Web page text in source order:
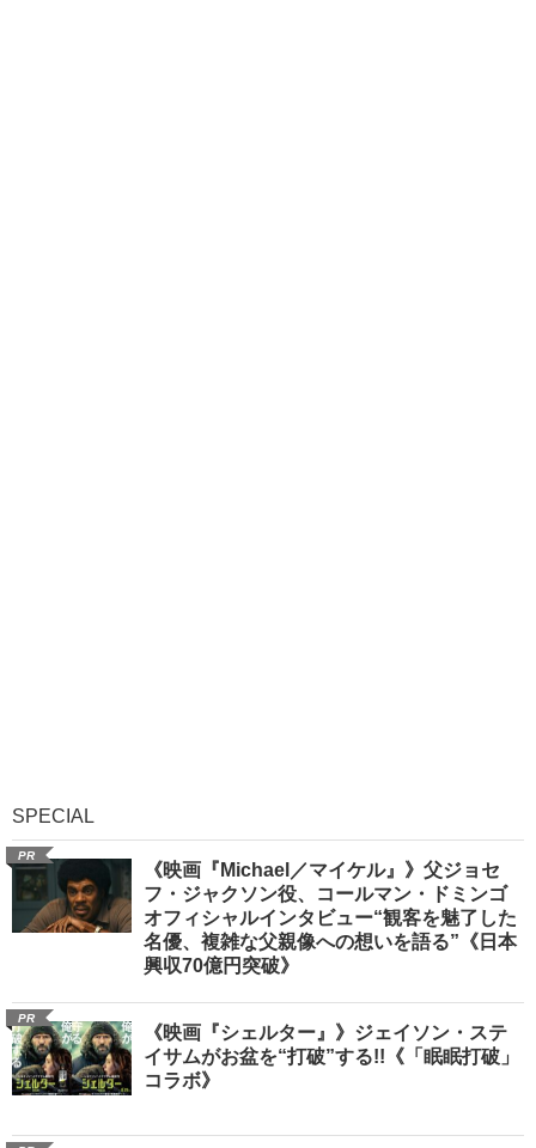
SPECIAL
PR
《映画『Michael／マイケル』》父ジョセ
フ・ジャクソン役、コールマン・ドミンゴ
オフィシャルインタビュー“観客を魅了した
名優、複雑な父親像への想いを語る”《日本
興収70億円突破》
PR
《映画『シェルター』》ジェイソン・ステ
イサムがお盆を“打破”する!!《「眠眠打破」
コラボ》